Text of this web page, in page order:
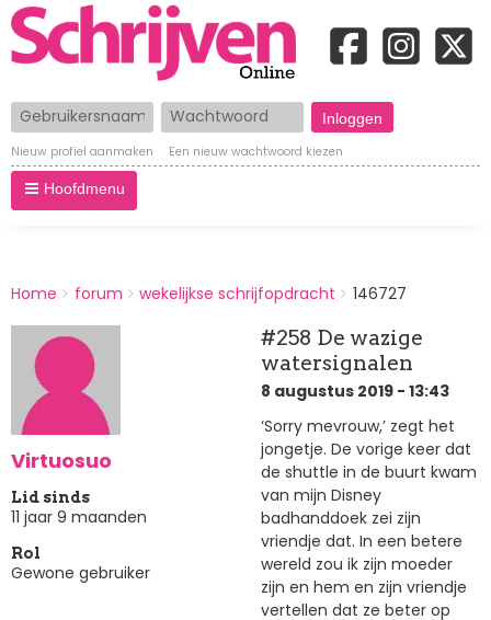
Gebruikersnaam Wachtwoord
Nieuw profiel aanmaken Een nieuw wachtwoord kiezen
Hoofdmenu
BREADCRUMBS
You
here:
Home forum wekelijkse schrijfopdracht 146727
Virtuosuo
Lid sinds
11 jaar 9 maanden
Rol
Gewone gebruiker
#258 De wazige
watersignalen
8 augustus 2019 - 13:43
‘Sorry mevrouw,’ zegt het
jongetje. De vorige keer dat
de shuttle in de buurt kwam
van mijn Disney
badhanddoek zei zijn
vriendje dat. In een betere
wereld zou ik zijn moeder
zijn en hem en zijn vriendje
vertellen dat ze beter op